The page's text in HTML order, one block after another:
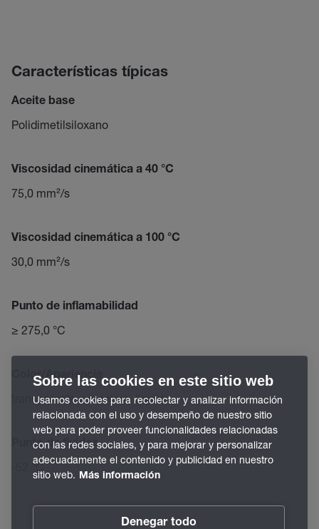
Características típicas
Aceite base
Polidimetilsiloxano
Viscosidad cinemática a 40 °C
75,0 mm²/s
Viscosidad cinemática a 100 °C
30,0 mm²/s
Punto de inflamabilidad
≥ 275,0 °C
Color/Apariencia
transparente e incoloro, líquido
Punto de fluidez
-52 °C
Sobre las cookies en este sitio web
Usamos cookies para recolectar y analizar información
relacionada con el uso y desempeño de nuestro sitio
web para poder proveer funcionalidades relacionadas
con las redes sociales, y para mejorar y personalizar
adecuadamente el contenido y publicidad en nuestro
sitio web. Más información
Denegar todo